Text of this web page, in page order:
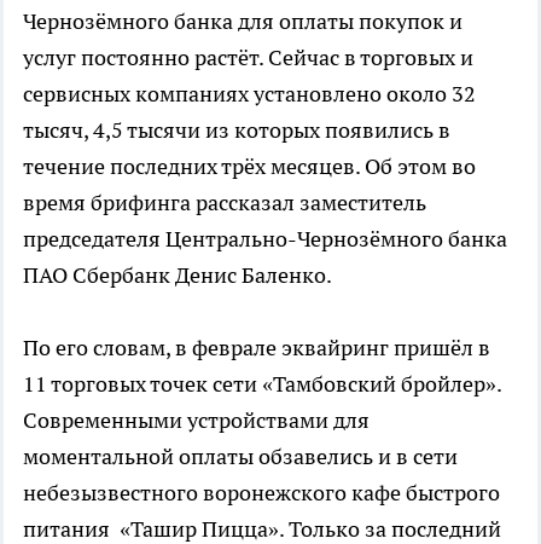
Чернозёмного банка для оплаты покупок и
услуг постоянно растёт. Сейчас в торговых и
сервисных компаниях установлено около 32
тысяч, 4,5 тысячи из которых появились в
течение последних трёх месяцев. Об этом во
время брифинга рассказал заместитель
председателя Центрально-Чернозёмного банка
ПАО Сбербанк Денис Баленко.
По его словам, в феврале эквайринг пришёл в
11 торговых точек сети «Тамбовский бройлер».
Современными устройствами для
моментальной оплаты обзавелись и в сети
небезызвестного воронежского кафе быстрого
питания «Ташир Пицца». Только за последний